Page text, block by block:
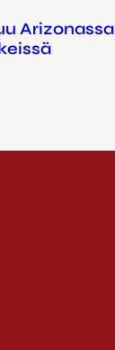
Arizonassa